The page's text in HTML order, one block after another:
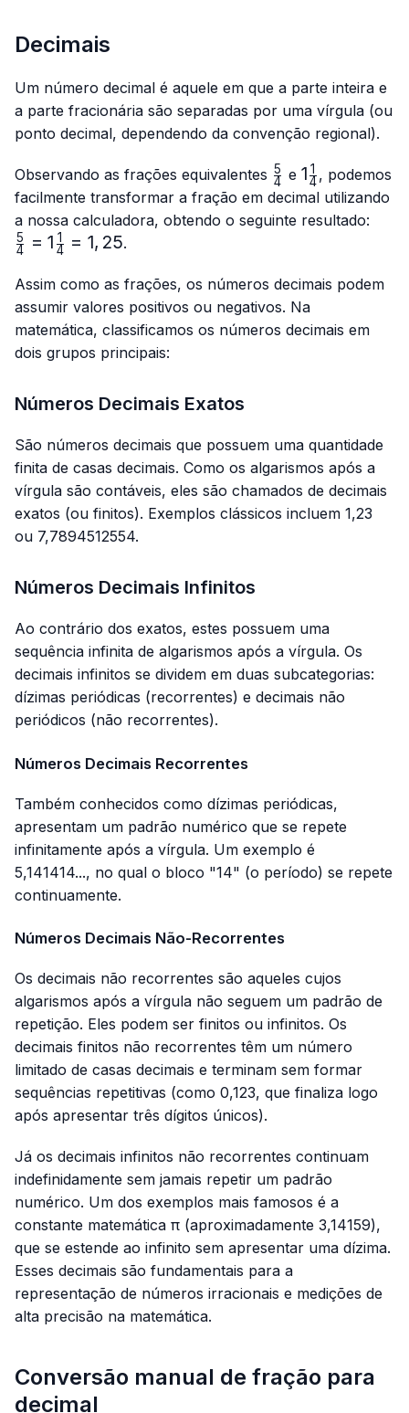
Decimais
Um número decimal é aquele em que a parte inteira e
a parte fracionária são separadas por uma vírgula (ou
ponto decimal, dependendo da convenção regional).
Observando as frações equivalentes \frac{5}
{4}
4
5 e 1\frac{1}
{4}
14
1 , podemos
facilmente transformar a fração em decimal utilizando
a nossa calculadora, obtendo o seguinte resultado:
4
5 = 1 4
1 = 1, 25.
Assim como as frações, os números decimais podem
assumir valores positivos ou negativos. Na
matemática, classificamos os números decimais em
dois grupos principais:
Números Decimais Exatos
São números decimais que possuem uma quantidade
finita de casas decimais. Como os algarismos após a
vírgula são contáveis, eles são chamados de decimais
exatos (ou finitos). Exemplos clássicos incluem 1,23
ou 7,7894512554.
Números Decimais Infinitos
Ao contrário dos exatos, estes possuem uma
sequência infinita de algarismos após a vírgula. Os
decimais infinitos se dividem em duas subcategorias:
dízimas periódicas (recorrentes) e decimais não
periódicos (não recorrentes).
Números Decimais Recorrentes
Também conhecidos como dízimas periódicas,
apresentam um padrão numérico que se repete
infinitamente após a vírgula. Um exemplo é
5,141414..., no qual o bloco "14" (o período) se repete
continuamente.
Números Decimais Não-Recorrentes
Os decimais não recorrentes são aqueles cujos
algarismos após a vírgula não seguem um padrão de
repetição. Eles podem ser finitos ou infinitos. Os
decimais finitos não recorrentes têm um número
limitado de casas decimais e terminam sem formar
sequências repetitivas (como 0,123, que finaliza logo
após apresentar três dígitos únicos).
Já os decimais infinitos não recorrentes continuam
indefinidamente sem jamais repetir um padrão
numérico. Um dos exemplos mais famosos é a
constante matemática π (aproximadamente 3,14159),
que se estende ao infinito sem apresentar uma dízima.
Esses decimais são fundamentais para a
representação de números irracionais e medições de
alta precisão na matemática.
Conversão manual de fração para
decimal